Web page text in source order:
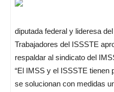
diputada federal y lideresa
Trabajadores del ISSSTE
respaldar al sindicato del
“El IMSS y el ISSSTE tienen
se solucionan con medidas